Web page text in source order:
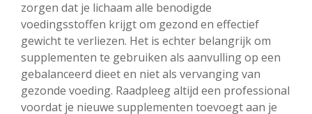
zorgen dat je lichaam alle benodigde
voedingsstoffen krijgt om gezond en effectief
gewicht te verliezen. Het is echter belangrijk om
supplementen te gebruiken als aanvulling op een
gebalanceerd dieet en niet als vervanging van
gezonde voeding. Raadpleeg altijd een professional
voordat je nieuwe supplementen toevoegt aan je